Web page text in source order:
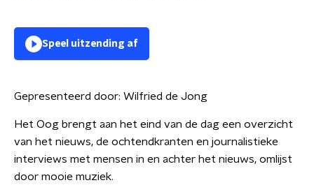
Speel uitzending af
Gepresenteerd door: Wilfried de Jong
Het Oog brengt aan het eind van de dag een overzicht
van het nieuws, de ochtendkranten en journalistieke
interviews met mensen in en achter het nieuws, omlijst
door mooie muziek.